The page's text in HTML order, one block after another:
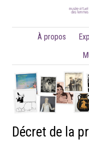
À propos
Décret de la